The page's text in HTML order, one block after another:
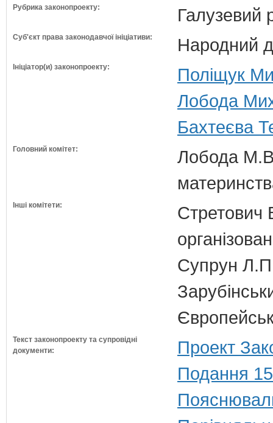
Рубрика законопроекту: Галузевий
Суб'єкт права законодавчої ініціативи: Народний
Ініціатор(и) законопроекту:
Поліщук
Лобода
Бахтеєва
Головний комітет:
Лобода
Інші комітети:
Стретович
Супрун
Текст законопроекту та супровідні
документи:
Проект
Подання